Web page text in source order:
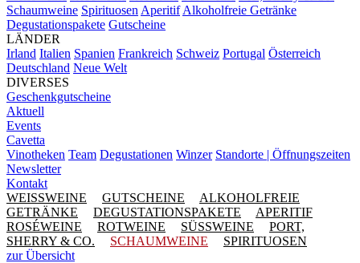
Schaumweine Spirituosen Aperitif Alkoholfreie Getränke
Degustationspakete Gutscheine
LÄNDER
Irland Italien Spanien Frankreich Schweiz Portugal Österreich
Deutschland Neue Welt
DIVERSES
Geschenkgutscheine
Aktuell
Events
Cavetta
Vinotheken Team Degustationen Winzer Standorte | Öffnungszeiten
Newsletter
Kontakt
WEISSWEINE
GUTSCHEINE
ALKOHOLFREIE
GETRÄNKE
DEGUSTATIONSPAKETE
APERITIF
ROSÉWEINE
ROTWEINE SÜSSWEINE
PORT,
SHERRY & CO.
SCHAUMWEINE
SPIRITUOSEN
zur Übersicht